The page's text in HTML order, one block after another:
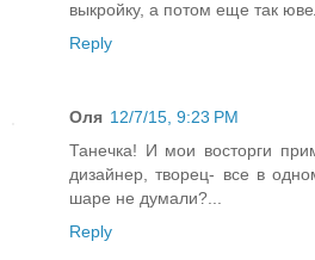
выкройку, а потом еще так
Reply
Оля 12/7/15, 9:23 PM
Танечка! И мои восторги
дизайнер, творец- все в
шаре не думали?...
Reply